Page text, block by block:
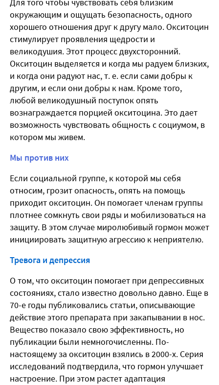
Для того чтобы чувствовать себя близким
окружающим и ощущать безопасность, одного
хорошего отношения друг к другу мало. Окситоцин
стимулирует проявления щедрости и
великодушия. Этот процесс двухсторонний.
Окситоцин выделяется и когда мы радуем близких,
и когда они радуют нас, т. е. если сами добры к
другим, и если они добры к нам. Кроме того,
любой великодушный поступок опять
вознаграждается порцией окситоцина. Это дает
возможность чувствовать общность с социумом, в
котором мы живем.
Мы против них
Если социальной группе, к которой мы себя
относим, грозит опасность, опять на помощь
приходит окситоцин. Он помогает членам группы
плотнее сомкнуть свои ряды и мобилизоваться на
защиту. В этом случае миролюбивый гормон может
инициировать защитную агрессию к неприятелю.
Тревога и депрессия
О том, что окситоцин помогает при депрессивных
состояниях, стало известно довольно давно. Еще в
70-е годы публиковались статьи, описывающие
действие этого препарата при закапывании в нос.
Вещество показало свою эффективность, но
публикации были немногочисленны. По-
настоящему за окситоцин взялись в 2000-х. Серия
исследований подтвердила, что гормон улучшает
настроение. При этом растет адаптация